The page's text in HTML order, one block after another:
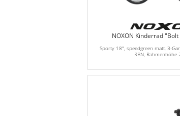
NOXON Kinderrad
Sporty 18", speedgreen matt, 3-
RBN, Rahmenhöhe